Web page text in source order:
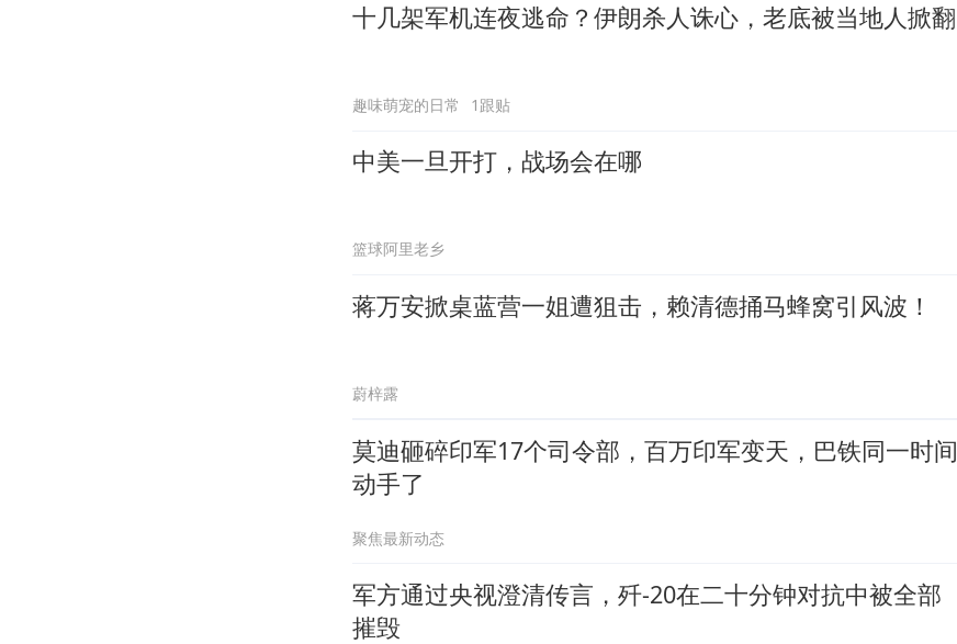
十几架军机连夜逃命？伊朗杀人诛心，老底被当地人掀翻
趣味萌宠的日常 1跟贴
中美一旦开打，战场会在哪
篮球阿里老乡
蒋万安掀桌蓝营一姐遭狙击，赖清德捅马蜂窝引风波！
蔚梓露
莫迪砸碎印军17个司令部，百万印军变天，巴铁同一时间
动手了
聚焦最新动态
军方通过央视澄清传言，歼-20在二十分钟对抗中被全部
摧毁